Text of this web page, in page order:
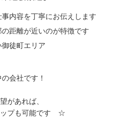
内容を丁寧にお伝えします
距離が近いのが特徴です
徒町エリア
会社です！
があれば、
ップも可能です ☆